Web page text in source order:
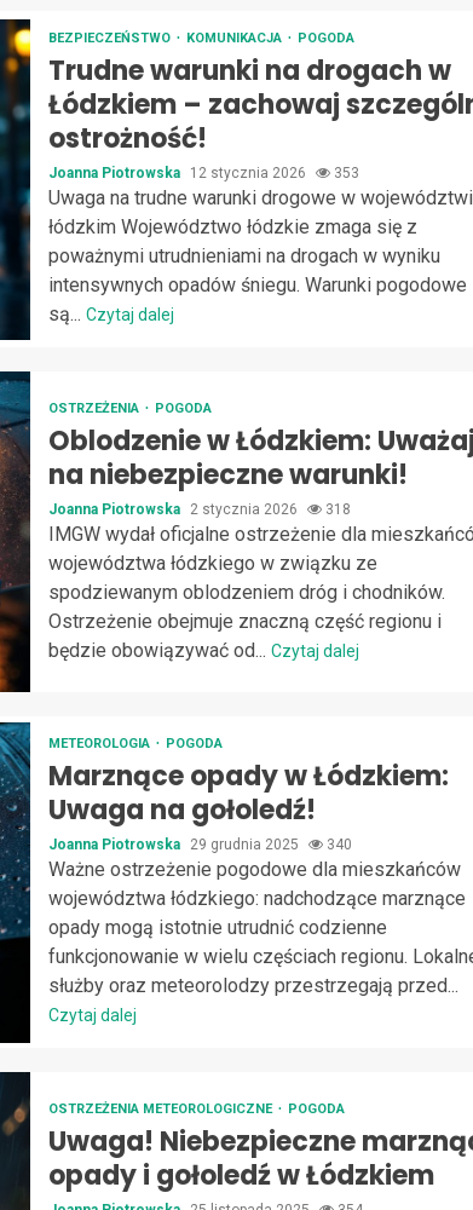
BEZPIECZEŃSTWO KOMUNIKACJA POGODA
Trudne warunki na drogach w
Łódzkiem – zachowaj
ostrożność!
Joanna Piotrowska 12 stycznia 2026 353
Uwaga na trudne warunki drogowe w
łódzkim Województwo łódzkie zmaga się z
poważnymi utrudnieniami na drogach w wyniku
intensywnych opadów śniegu. Warunki pogodowe
są... Czytaj dalej
OSTRZEŻENIA POGODA
Oblodzenie w Łódzkiem: Uważaj
na niebezpieczne warunki!
Joanna Piotrowska 2 stycznia 2026 318
IMGW wydał oficjalne ostrzeżenie dla
województwa łódzkiego w związku ze
spodziewanym oblodzeniem dróg i chodników.
Ostrzeżenie obejmuje znaczną część regionu i
będzie obowiązywać od... Czytaj dalej
METEOROLOGIA POGODA
Marznące opady w Łódzkiem:
Uwaga na gołoledź!
Joanna Piotrowska 29 grudnia 2025 340
Ważne ostrzeżenie pogodowe dla mieszkańców
województwa łódzkiego: nadchodzące marznące
opady mogą istotnie utrudnić codzienne
funkcjonowanie w wielu częściach regionu.
służby oraz meteorolodzy przestrzegają przed...
Czytaj dalej
OSTRZEŻENIA METEOROLOGICZNE POGODA
Uwaga! Niebezpieczne
opady i gołoledź w Łódzkiem